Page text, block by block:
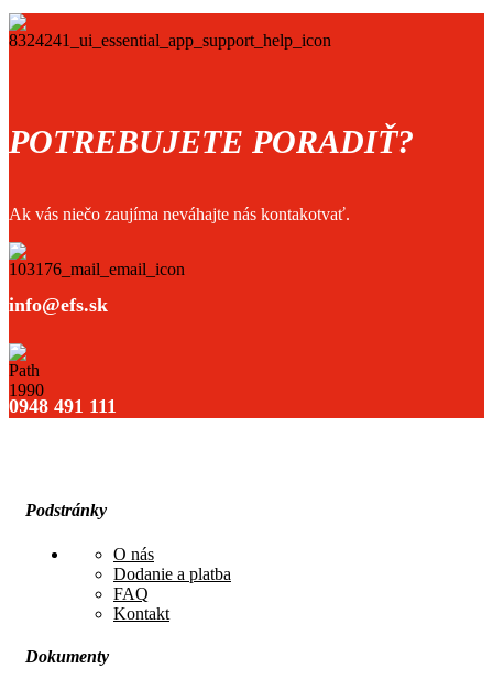
POTREBUJETE PORADIŤ?
Ak vás niečo zaujíma neváhajte nás kontakotvať.
info@efs.sk
0948 491 111
Podstránky
O nás
Dodanie a platba
FAQ
Kontakt
Dokumenty